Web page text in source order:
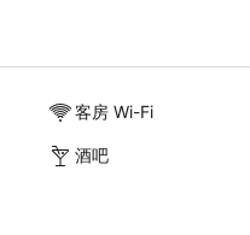
客房 Wi-Fi
酒吧